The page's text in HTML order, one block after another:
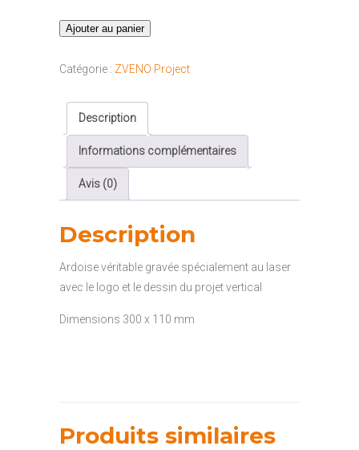
quantité
Ardoise
Logo
Ajouter au panier
Catégorie : ZVENO Project
Description
Informations complémentaires
Avis (0)
Description
Ardoise véritable gravée spécialement au laser
avec le logo et le dessin du projet vertical
Dimensions 300 x 110 mm
Produits similaires